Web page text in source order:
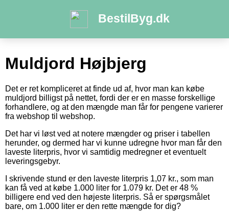
BestilByg.dk
Muldjord Højbjerg
Det er ret kompliceret at finde ud af, hvor man kan købe
muldjord billigst på nettet, fordi der er en masse forskellige
forhandlere, og at den mængde man får for pengene varierer
fra webshop til webshop.
Det har vi løst ved at notere mængder og priser i tabellen
herunder, og dermed har vi kunne udregne hvor man får den
laveste literpris, hvor vi samtidig medregner et eventuelt
leveringsgebyr.
I skrivende stund er den laveste literpris 1,07 kr., som man
kan få ved at købe 1.000 liter for 1.079 kr. Det er 48 %
billigere end ved den højeste literpris. Så er spørgsmålet
bare, om 1.000 liter er den rette mængde for dig?